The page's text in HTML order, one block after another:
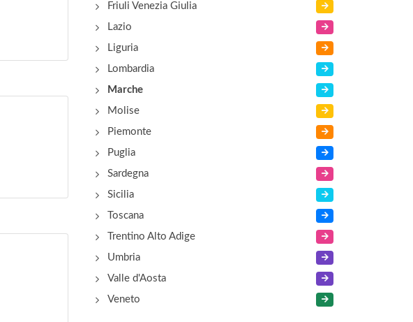
Friuli Venezia Giulia
Lazio
Liguria
Lombardia
Marche
Molise
Piemonte
Puglia
Sardegna
Sicilia
Toscana
Trentino Alto Adige
Umbria
Valle d'Aosta
Veneto